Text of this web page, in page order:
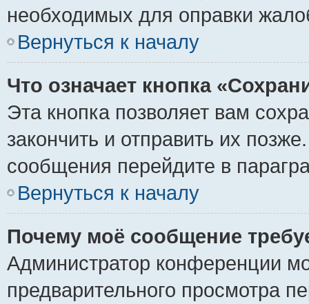
необходимых для оправки
Вернуться к началу
Что означает кнопка
Эта кнопка позволяет вам
закончить и отправить их
сообщения перейдите в
Вернуться к началу
Почему моё сообщение
Администратор конференции
предварительного просмотра